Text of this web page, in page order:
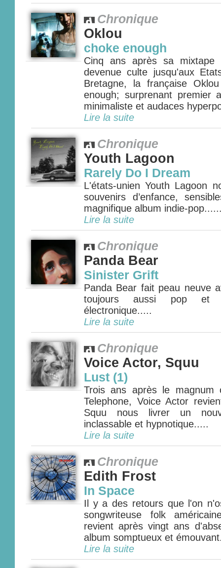
Chronique
Oklou
choke enough
Cinq ans après sa mixtape
devenue culte jusqu'aux
Bretagne, la française
enough; surprenant premier
minimaliste et audaces
Lire la suite
Chronique
Youth Lagoon
Rarely Do I Dream
L'états-unien Youth Lagoon
souvenirs d’enfance,
magnifique album indie-
Lire la suite
Chronique
Panda Bear
Sinister Grift
Panda Bear fait peau neuve
toujours aussi pop et
électronique.....
Lire la suite
Chronique
Voice Actor, Squu
Lust (1)
Trois ans après le magnum
Telephone, Voice Actor
Squu nous livrer un
inclassable et hypnotique.....
Lire la suite
Chronique
Edith Frost
In Space
Il y a des retours que l'on
songwriteuse folk
revient après vingt ans
album somptueux et
Lire la suite